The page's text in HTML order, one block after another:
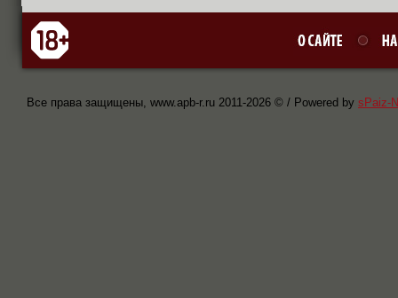
Все права защищены, www.apb-r.ru 2011-2026 © / Powered by sPaiz-